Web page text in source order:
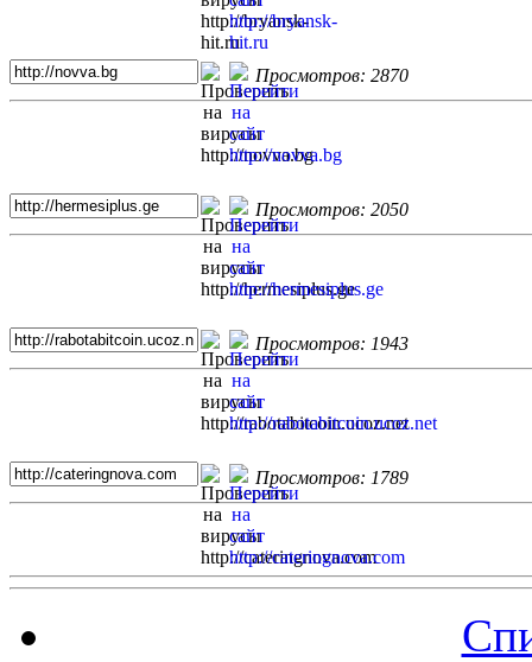
Просмотров: 2870
Просмотров: 2050
Просмотров: 1943
Просмотров: 1789